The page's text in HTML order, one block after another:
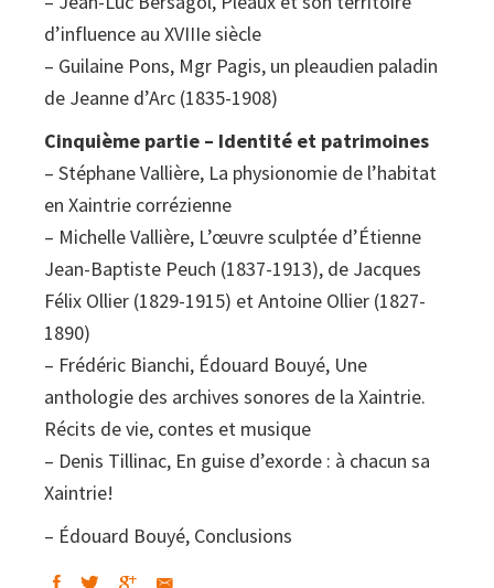
d’influence au XVIIIe siècle
– Guilaine Pons, Mgr Pagis, un pleaudien paladin
de Jeanne d’Arc (1835-1908)
Cinquième partie – Identité et patrimoines
– Stéphane Vallière, La physionomie de l’habitat
en Xaintrie corrézienne
– Michelle Vallière, L’œuvre sculptée d’Étienne
Jean-Baptiste Peuch (1837-1913), de Jacques
Félix Ollier (1829-1915) et Antoine Ollier (1827-
1890)
– Frédéric Bianchi, Édouard Bouyé, Une
anthologie des archives sonores de la Xaintrie.
Récits de vie, contes et musique
– Denis Tillinac, En guise d’exorde : à chacun sa
Xaintrie!
– Édouard Bouyé, Conclusions